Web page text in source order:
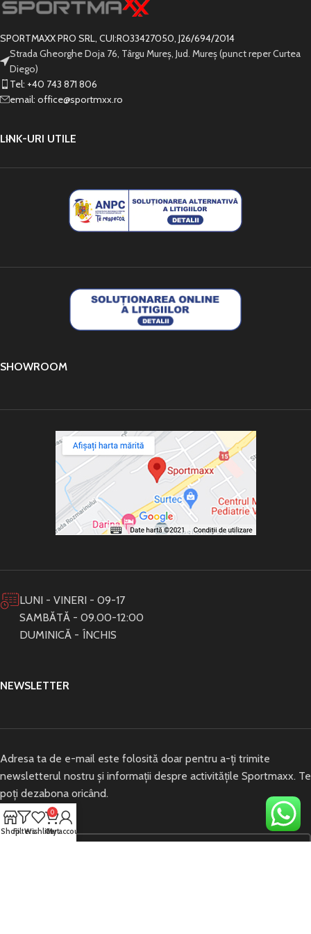
SPORTMAXX PRO SRL, CUI:RO33427050, J26/694/2014
Strada Gheorghe Doja 76, Târgu Mureș, Jud. Mureș (punct reper Curtea
Diego)
Tel: +40 743 871 806
email: office@sportmxx.ro
LINK-URI UTILE
SHOWROOM
LUNI - VINERI - 09-17
SAMBĂTĂ - 09.00-12:00
DUMINICĂ - ÎNCHIS
NEWSLETTER
Adresa ta de e-mail este folosită doar pentru a-ți trimite
newsletterul nostru și informații despre activitățile Sportmaxx. Te
poți dezabona oricând.
Email Address*
ShopFiltersWishlist
0
Cart
My account